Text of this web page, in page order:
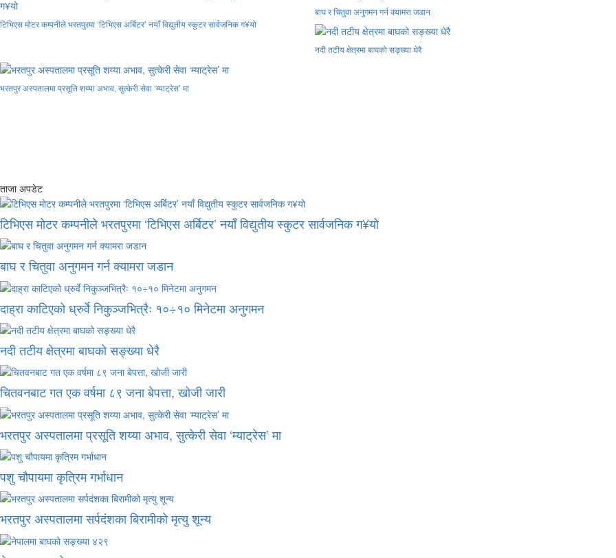
टिभिएस मोटर कम्पनीले भरतपुरमा ‘टिभिएस अर्बिटर’ नयाँ विद्युतीय स्कुटर सार्वजनिक ग¥यो
बाघ र चितुवा अनुगमन गर्न क्यामरा जडान
नदी तटीय क्षेत्रमा बाघको सङ्ख्या धेरै
भरतपुर अस्पतालमा प्रसूति शय्या अभाव, सुत्केरी सेवा ‘म्याट्रेस’ मा
ताजा अपडेट
टिभिएस मोटर कम्पनीले भरतपुरमा ‘टिभिएस अर्बिटर’ नयाँ विद्युतीय स्कुटर सार्वजनिक ग¥यो
बाघ र चितुवा अनुगमन गर्न क्यामरा जडान
दाह्रा काटिएको ध्रुर्वे निकुञ्जभित्रैः १०÷१० मिनेटमा अनुगमन
नदी तटीय क्षेत्रमा बाघको सङ्ख्या धेरै
चितवनबाट गत एक वर्षमा ८९ जना बेपत्ता, खोजी जारी
भरतपुर अस्पतालमा प्रसूति शय्या अभाव, सुत्केरी सेवा ‘म्याट्रेस’ मा
पशु चौपायमा कृत्रिम गर्भाधान
भरतपुर अस्पतालमा सर्पदंशका बिरामीको मृत्यु शून्य